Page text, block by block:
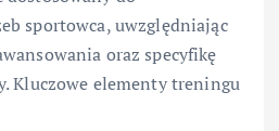
sportowca, uwzględniając
oraz specyfikę
Kluczowe elementy treningu